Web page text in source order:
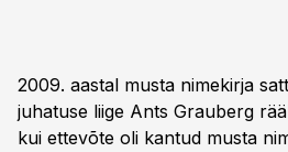
2009. aastal musta nimekirja
juhatuse liige Ants Grauberg
kui ettevõte oli kantud musta